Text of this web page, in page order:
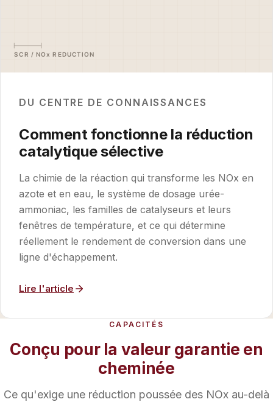
DU CENTRE DE CONNAISSANCES
Comment fonctionne la réduction
catalytique sélective
La chimie de la réaction qui transforme les NOx en
azote et en eau, le système de dosage urée-
ammoniac, les familles de catalyseurs et leurs
fenêtres de température, et ce qui détermine
réellement le rendement de conversion dans une
ligne d'échappement.
Lire l'article
CAPACITÉS
Conçu pour la valeur garantie en
cheminée
Ce qu'exige une réduction poussée des NOx au-delà